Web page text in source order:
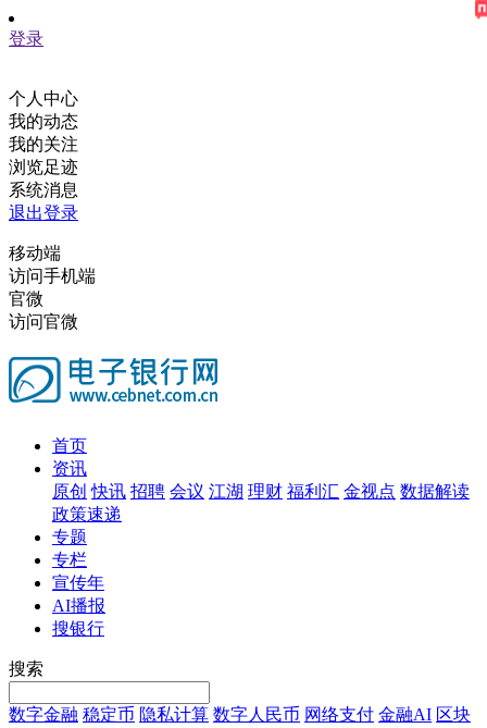
登录
个人中心
我的动态
我的关注
浏览足迹
系统消息
退出登录
移动端
访问手机端
官微
访问官微
首页
资讯
原创 快讯 招聘 会议 江湖 理财 福利汇 金视点 数据解读
政策速递
专题
专栏
宣传年
AI播报
搜银行
搜索
数字金融 稳定币 隐私计算 数字人民币 网络支付 金融AI 区块